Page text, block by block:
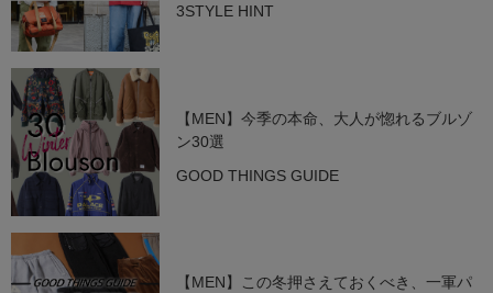
3STYLE HINT
【MEN】今季の本命、大人が惚れるブルゾ
ン30選
GOOD THINGS GUIDE
【MEN】この冬押さえておくべき、一軍パ